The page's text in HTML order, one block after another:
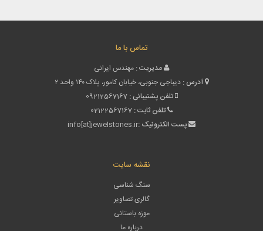
تماس با ما
مدیریت : مهندس ایرانی
آدرس : دیباجی جنوبی، خیابان کامور، پلاک ۱۴۰ واحد ۲
تلفن پشتیبانی : 09212567167
تلفن ثابت : 02122567167
پست الکترونیک :info[at]jewelstones.ir
نقشه سایت
سنگ شناسی
گالری تصاویر
موزه باستانی
درباره ما